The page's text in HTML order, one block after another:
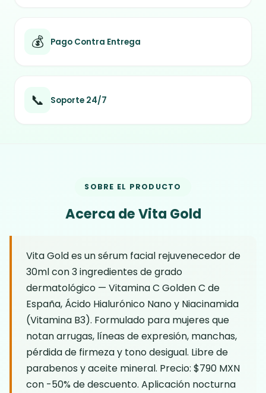
💰 Pago Contra Entrega
📞 Soporte 24/7
SOBRE EL PRODUCTO
Acerca de Vita Gold
Vita Gold es un sérum facial rejuvenecedor de
30ml con 3 ingredientes de grado
dermatológico — Vitamina C Golden C de
España, Ácido Hialurónico Nano y Niacinamida
(Vitamina B3). Formulado para mujeres que
notan arrugas, líneas de expresión, manchas,
pérdida de firmeza y tono desigual. Libre de
parabenos y aceite mineral. Precio: $790 MXN
con -50% de descuento. Aplicación nocturna